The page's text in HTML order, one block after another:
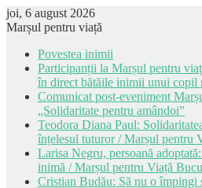
joi, 6 august 2026
Marșul pentru viață
Povestea inimii
Participanții la Marșul pentru
în direct bătăile inimii unui copil
Comunicat post-eveniment
„Solidaritate pentru amândoi”
Teodora Diana Paul:
înțelesul tuturor / Marșul pentru
Larisa Negru, persoană
inimă / Marșul pentru Viață
Cristian Budău: Să nu o împingi